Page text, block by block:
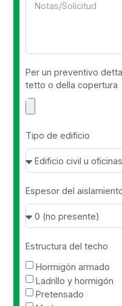
Per un preventivo
tetto o della copertura
Tipo de edificio
Espesor del
Estructura del techo
Hormigón armado
Ladrillo y hormigón
Pretensado